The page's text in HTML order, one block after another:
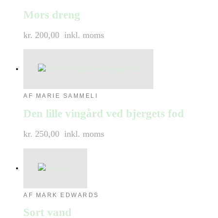
Mors dreng
kr. 200,00 inkl. moms
AF MARIE SAMMELI
Den lille vingård ved bjergets fod
kr. 250,00 inkl. moms
AF MARK EDWARDS
Sort vand